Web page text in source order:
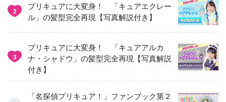
2
プリキュアに大変身！ 「キュアエクレー
ル」の髪型完全再現【写真解説付き】
3
プリキュアに大変身！ 「キュアアルカ
ナ・シャドウ」の髪型完全再現【写真解説
付き】
「名探偵プリキュア！」ファンブック第２